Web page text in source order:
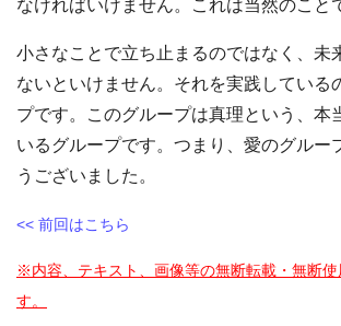
なければいけません。これは当然のこと
小さなことで立ち止まるのではなく、未
ないといけません。それを実践している
プです。このグループは真理という、本
いるグループです。つまり、愛のグルー
うございました。
<< 前回はこちら
※内容、テキスト、画像等の無断転載・無断使
す。